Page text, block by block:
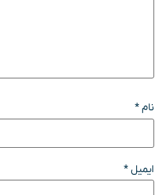
نام*
ایمیل*